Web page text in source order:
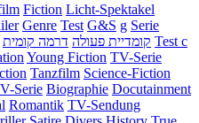
Fiction Licht-Spektakel
Genre Test G&S g Serie
קומדיית פעולה דרמה קומית
Test c
Young Fiction TV-Serie
Tanzfilm Science-Fiction
Serie Biographie Docutainment
Romantik TV-Sendung